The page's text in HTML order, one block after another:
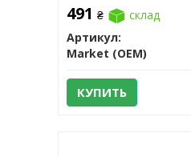
491 ₴
склад
Артикул:
Market (OEM)
КУПИТЬ